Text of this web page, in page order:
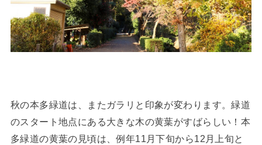
秋の本多緑道は、またガラリと印象が変わります。緑道
のスタート地点にある大きな木の黄葉がすばらしい！本
多緑道の黄葉の見頃は、例年11月下旬から12月上旬と